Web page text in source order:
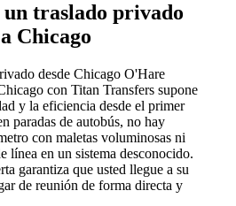
traslado privado
Chicago
desde Chicago O'Hare
con Titan Transfers supone
y la eficiencia desde el primer
paradas de autobús, no hay
con maletas voluminosas ni
línea en un sistema desconocido.
garantiza que usted llegue a su
de reunión de forma directa y